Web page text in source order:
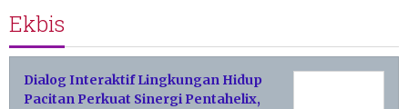
Ekbis
Dialog Interaktif Lingkungan Hidup
Pacitan Perkuat Sinergi Pentahelix,